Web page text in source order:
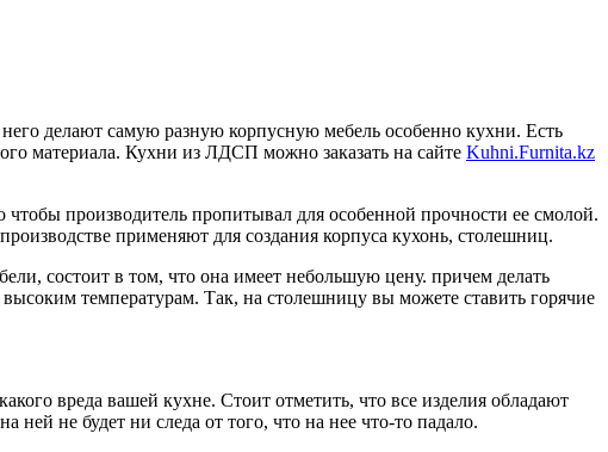
делают самую разную корпусную мебель особенно кухни. Есть
материала. Кухни из ЛДСП можно заказать на сайте Kuhni.Furnita.kz
производитель пропитывал для особенной прочности ее смолой.
применяют для создания корпуса кухонь, столешниц.
состоит в том, что она имеет небольшую цену. причем делать
температурам. Так, на столешницу вы можете ставить горячие
вреда вашей кухне. Стоит отметить, что все изделия обладают
не будет ни следа от того, что на нее что-то падало.